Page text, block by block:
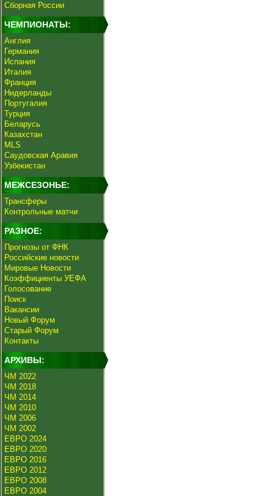
Сборная России
ЧЕМПИОНАТЫ:
Англия
Германия
Испания
Италия
Франция
Нидерланды
Португалия
Турция
Беларусь
Казахстан
MLS
Саудовская Аравия
Узбекистан
МЕЖСЕЗОНЬЕ:
Трансферы
Контрольные матчи
РАЗНОЕ:
Прогнозы от ФНК
Российские новости
Мировые Новости
Коэффициенты УЕФА
Голосование
Поиск
Вакансии
Новый Форум
Старый Форум
Контакты
АРХИВЫ:
ЧМ 2022
ЧМ 2018
ЧМ 2014
ЧМ 2010
ЧМ 2006
ЧМ 2002
ЕВРО 2024
ЕВРО 2020
ЕВРО 2016
ЕВРО 2012
ЕВРО 2008
ЕВРО 2004